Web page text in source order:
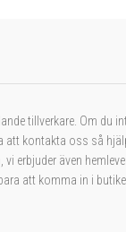
tillverkare. Om du
att kontakta oss så
erbjuder även
att komma in i